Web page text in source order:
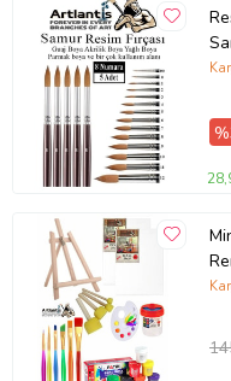
malzemelerinize
kaplaması, pürüzsüz
dengelenmiş ahşap sap.
yaparken size büyük keyif
Ürün Kodu:kcm31222983